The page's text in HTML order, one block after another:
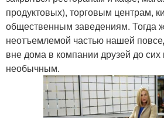
продуктовых), торговым центрам,
общественным заведениям. Тогда
неотъемлемой частью нашей
вне дома в компании друзей до сих
необычным.